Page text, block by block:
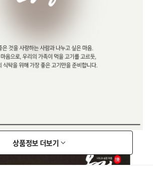
상품정보 더보기